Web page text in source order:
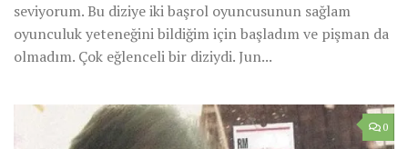
seviyorum. Bu diziye iki başrol oyuncusunun sağlam
oyunculuk yeteneğini bildiğim için başladım ve pişman da
olmadım. Çok eğlenceli bir diziydi. Jun...
0